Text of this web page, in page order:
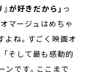
』が好きだから」 っ
オマージュはめちゃ
よね。すごく映画オ
そして最も感動的
ンです。ここまで